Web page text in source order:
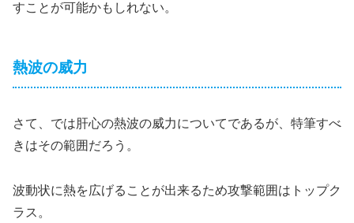
すことが可能かもしれない。
熱波の威力
さて、では肝心の熱波の威力についてであるが、特筆すべ
きはその範囲だろう。
波動状に熱を広げることが出来るため攻撃範囲はトップク
ラス。